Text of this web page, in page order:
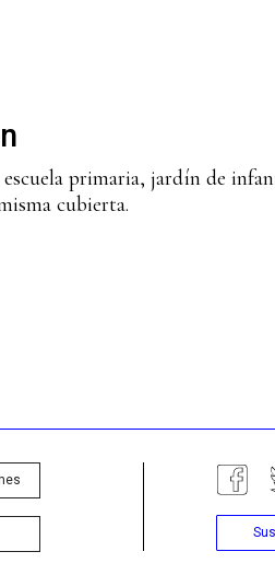
primaria, jardín de
cubierta.